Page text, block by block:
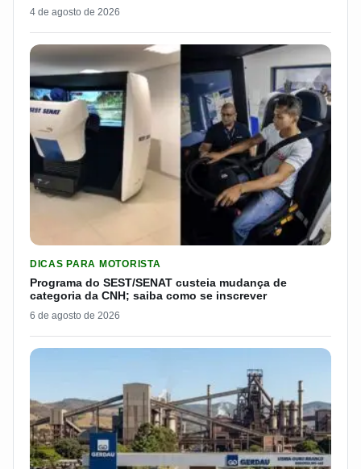
4 de agosto de 2026
DICAS PARA MOTORISTA
Programa do SEST/SENAT custeia mudança de
categoria da CNH; saiba como se inscrever
6 de agosto de 2026